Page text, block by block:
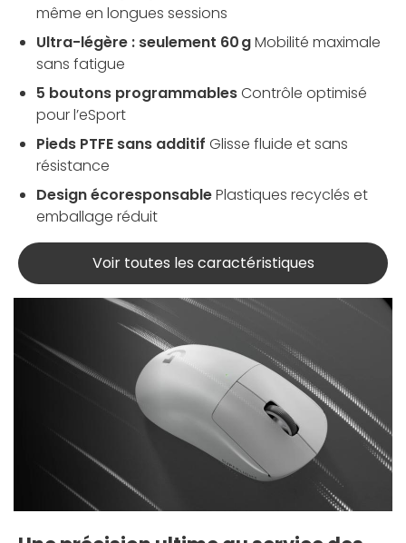
même en longues sessions
Ultra-légère : seulement 60 gMobilité maximale
sans fatigue
5 boutons programmablesContrôle optimisé
pour l’eSport
Pieds PTFE sans additif Glisse fluide et sans
résistance
Design écoresponsablePlastiques recyclés et
emballage réduit
Voir toutes les caractéristiques